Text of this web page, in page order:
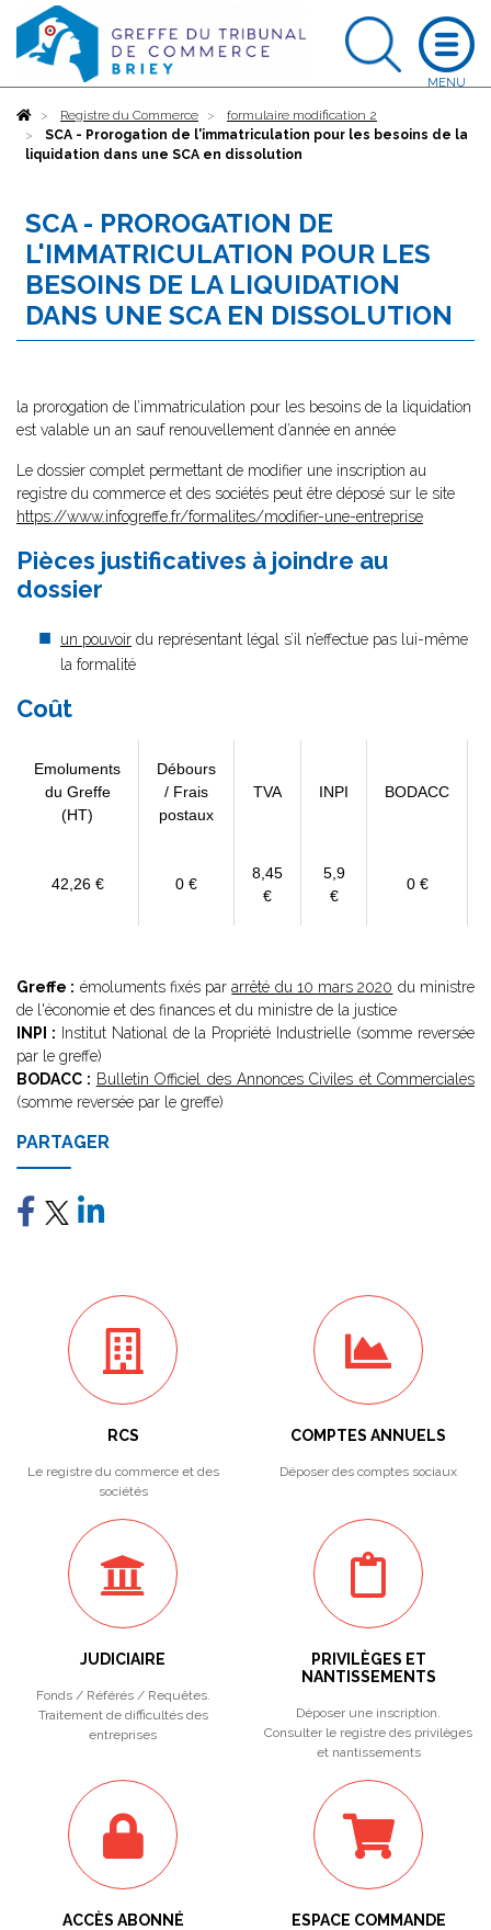
AccueilRegistre du Commerce
formulaire modification 2
SCA - Prorogation de l'immatriculation pour les besoins de la
liquidation dans une SCA en dissolution
SCA - PROROGATION DE
L'IMMATRICULATION POUR LES
BESOINS DE LA LIQUIDATION
DANS UNE SCA EN DISSOLUTION
la prorogation de l’immatriculation pour les besoins de la liquidation
est valable un an sauf renouvellement d’année en année
Le dossier complet permettant de modifier une inscription au
registre du commerce et des sociétés peut être déposé sur le site
https://www.infogreffe.fr/formalites/modifier-une-entreprise
Pièces justificatives à joindre au
dossier
un pouvoir du représentant légal s’il n’effectue pas lui-même
la formalité
Coût
Emoluments
du Greffe
(HT)
Débours
/ Frais
postaux
TVA INPI BODACC
42,26 € 0 €
8,45
€
5,9
€
0 €
Greffe : émoluments fixés pararrêté du 10 mars 2020 du ministre
de l'économie et des finances et du ministre de la justice
INPI : Institut National de la Propriété Industrielle (somme reversée
par le greffe)
BODACC : Bulletin Officiel des Annonces Civiles et Commerciales
(somme reversée par le greffe)
PARTAGER
RCS
Le registre du commerce et des
sociétés
COMPTES ANNUELS
Déposer des comptes sociaux
JUDICIAIRE
Fonds / Référés / Requêtes.
Traitement de difficultés des
entreprises
PRIVILÈGES ET
NANTISSEMENTS
Déposer une inscription.
Consulter le registre des privilèges
et nantissements
ACCÈS ABONNÉ ESPACE COMMANDE